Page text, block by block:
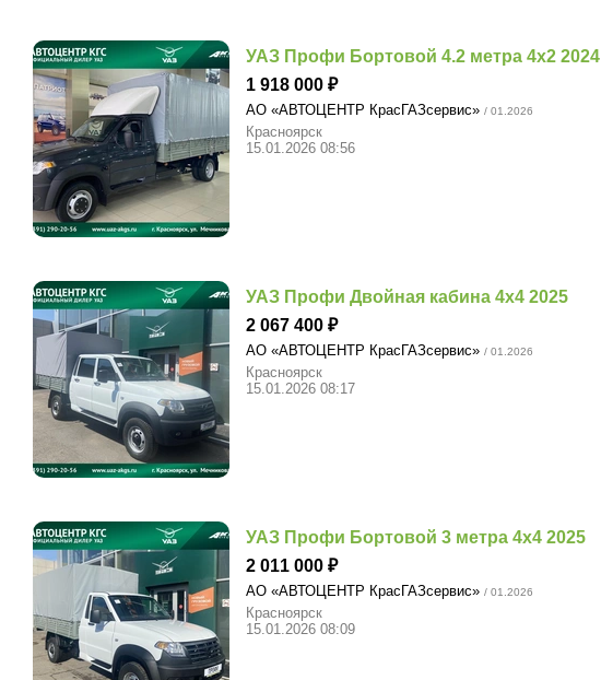
УАЗ Профи Бортовой 4.2 метра 4х2 2024
1 918 000
АО «АВТОЦЕНТР КрасГАЗсервис» / 01.2026
Красноярск
15.01.2026 08:56
УАЗ Профи Двойная кабина 4х4 2025
2 067 400
АО «АВТОЦЕНТР КрасГАЗсервис» / 01.2026
Красноярск
15.01.2026 08:17
УАЗ Профи Бортовой 3 метра 4х4 2025
2 011 000
АО «АВТОЦЕНТР КрасГАЗсервис» / 01.2026
Красноярск
15.01.2026 08:09